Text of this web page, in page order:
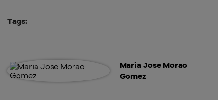
Tags:
Maria Jose Morao
Gomez